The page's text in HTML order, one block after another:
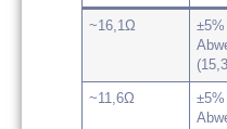
~16,1Ω
±5%
~11,6Ω
±5%